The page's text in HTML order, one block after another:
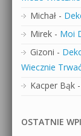
Michał -
Mirek - Moi
Gizoni -
Wiecznie Trwać
Kacper Bąk -
OSTATNIE